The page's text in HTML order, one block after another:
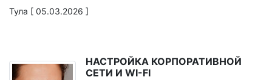
Тула [ 05.03.2026 ]
НАСТРОЙКА КОРПОРАТИВНОЙ
СЕТИ И WI-FI